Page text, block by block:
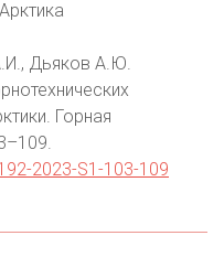
Дьяков А.Ю.
Горная
2023-S1-103-109